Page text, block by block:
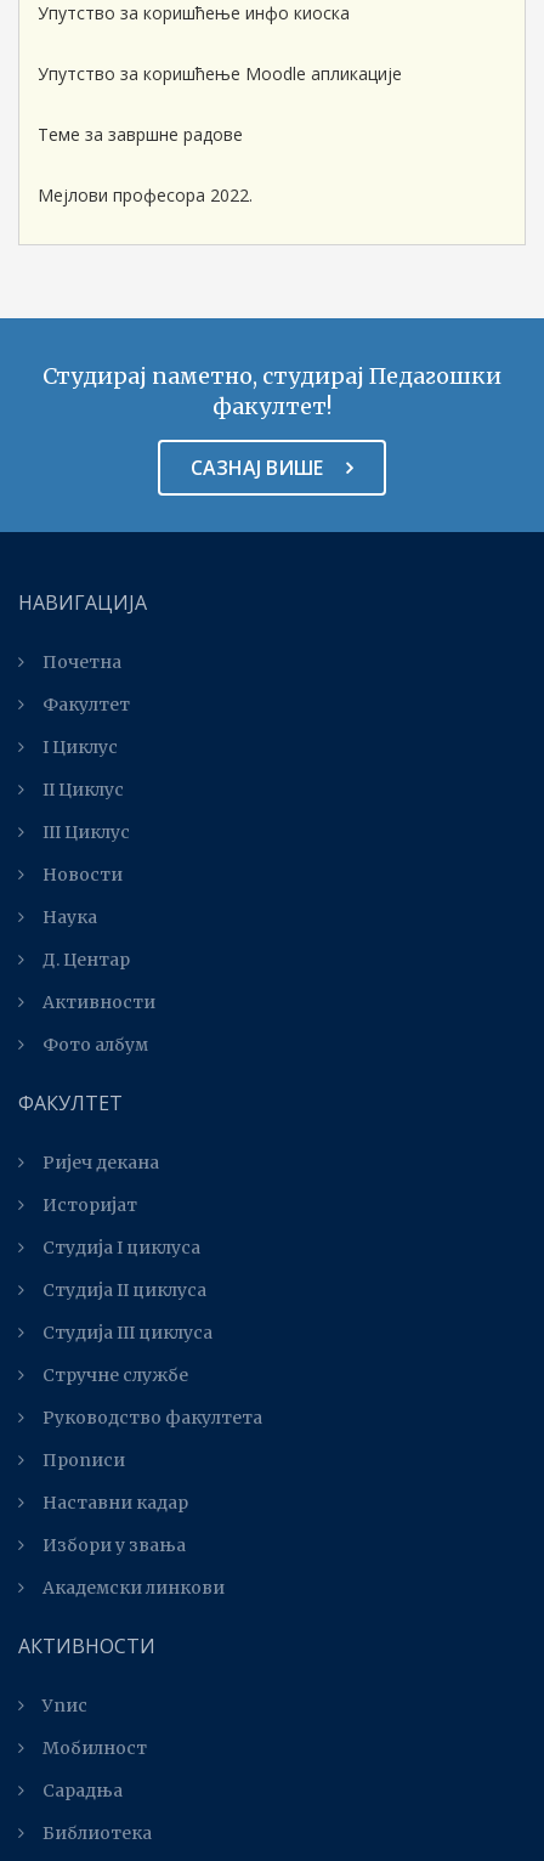
Упутство за коришћење инфо киоска
Упутство за коришћење Moodle апликације
Теме за завршне радове
Мејлови професора 2022.
Студирај паметно, студирај Педагошки
факултет!
САЗНАЈ ВИШЕ
НАВИГАЦИЈА
Почетна
Факултет
I Циклус
II Циклус
III Циклус
Новости
Наука
Д. Центар
Активности
Фото албум
ФАКУЛТЕТ
Ријеч декана
Историјат
Студија I циклуса
Студија II циклуса
Студијa III циклуса
Стручне службе
Руководство факултета
Прописи
Наставни кадар
Избори у звања
Академски линкови
АКТИВНОСТИ
Упис
Мобилност
Сарадња
Библиотека